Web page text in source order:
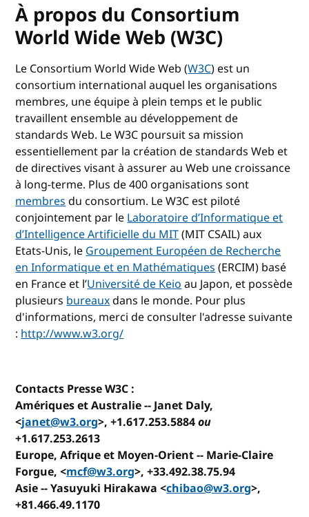
À propos du Consortium
World Wide Web (W3C)
Le Consortium World Wide Web (W3C) est un
consortium international auquel les organisations
membres, une équipe à plein temps et le public
travaillent ensemble au développement de
standards Web. Le W3C poursuit sa mission
essentiellement par la création de standards Web et
de directives visant à assurer au Web une croissance
à long-terme. Plus de 400 organisations sont
membresdu consortium. Le W3C est piloté
conjointement par leLaboratoire d’Informatique et
d’Intelligence Artificielle du MIT(MIT CSAIL) aux
Etats-Unis, leGroupement Européen de Recherche
en Informatique et en Mathématiques(ERCIM) basé
en France et l’Université de Keioau Japon, et possède
plusieursbureauxdans le monde. Pour plus
d'informations, merci de consulter l'adresse suivante
:http://www.w3.org/
Contacts Presse W3C :
Amériques et Australie-- Janet Daly,
<janet@w3.org>, +1.617.253.5884ou
+1.617.253.2613
Europe, Afrique et Moyen-Orient-- Marie-Claire
Forgue, <mcf@w3.org>, +33.492.38.75.94
Asie-- Yasuyuki Hirakawa <chibao@w3.org>,
+81.466.49.1170